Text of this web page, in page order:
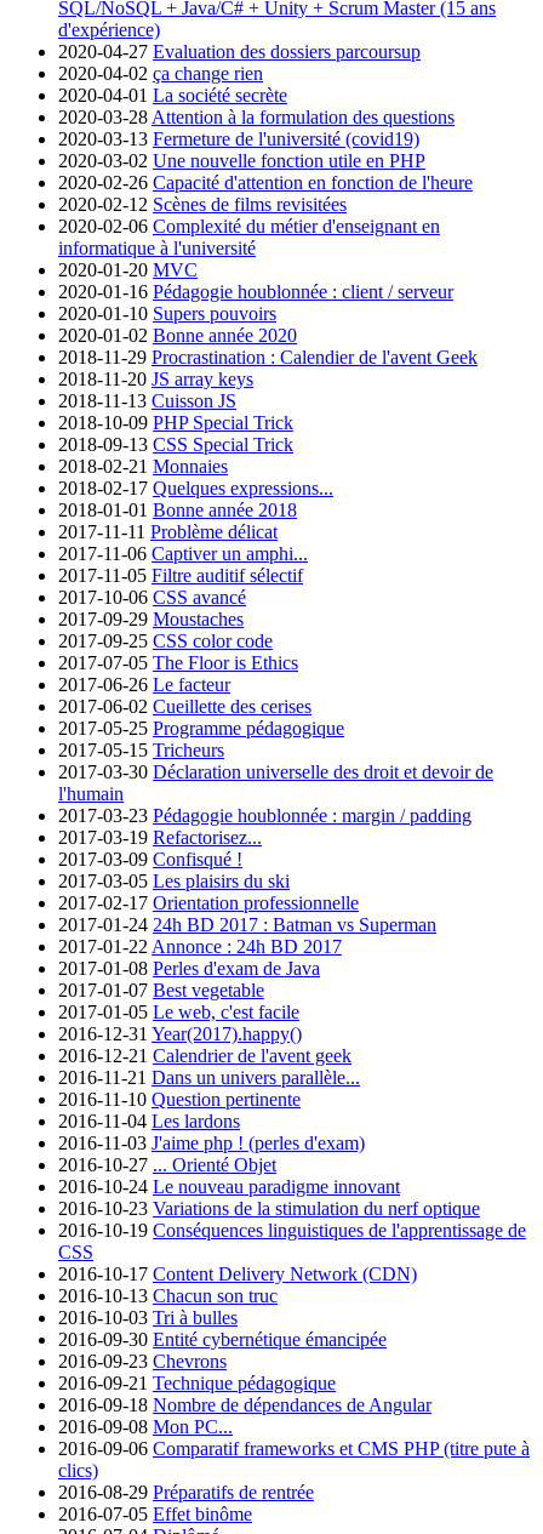
SQL/NoSQL + Java/C# + Unity + Scrum Master (15 ans
d'expérience)
2020-04-27 Evaluation des dossiers parcoursup
2020-04-02 ça change rien
2020-04-01 La société secrète
2020-03-28 Attention à la formulation des questions
2020-03-13 Fermeture de l'université (covid19)
2020-03-02 Une nouvelle fonction utile en PHP
2020-02-26 Capacité d'attention en fonction de l'heure
2020-02-12 Scènes de films revisitées
2020-02-06 Complexité du métier d'enseignant en
informatique à l'université
2020-01-20 MVC
2020-01-16 Pédagogie houblonnée : client / serveur
2020-01-10 Supers pouvoirs
2020-01-02 Bonne année 2020
2018-11-29 Procrastination : Calendier de l'avent Geek
2018-11-20 JS array keys
2018-11-13 Cuisson JS
2018-10-09 PHP Special Trick
2018-09-13 CSS Special Trick
2018-02-21 Monnaies
2018-02-17 Quelques expressions...
2018-01-01 Bonne année 2018
2017-11-11 Problème délicat
2017-11-06 Captiver un amphi...
2017-11-05 Filtre auditif sélectif
2017-10-06 CSS avancé
2017-09-29 Moustaches
2017-09-25 CSS color code
2017-07-05 The Floor is Ethics
2017-06-26 Le facteur
2017-06-02 Cueillette des cerises
2017-05-25 Programme pédagogique
2017-05-15 Tricheurs
2017-03-30 Déclaration universelle des droit et devoir de
l'humain
2017-03-23 Pédagogie houblonnée : margin / padding
2017-03-19 Refactorisez...
2017-03-09 Confisqué !
2017-03-05 Les plaisirs du ski
2017-02-17 Orientation professionnelle
2017-01-24 24h BD 2017 : Batman vs Superman
2017-01-22 Annonce : 24h BD 2017
2017-01-08 Perles d'exam de Java
2017-01-07 Best vegetable
2017-01-05 Le web, c'est facile
2016-12-31 Year(2017).happy()
2016-12-21 Calendrier de l'avent geek
2016-11-21 Dans un univers parallèle...
2016-11-10 Question pertinente
2016-11-04 Les lardons
2016-11-03 J'aime php ! (perles d'exam)
2016-10-27 ... Orienté Objet
2016-10-24 Le nouveau paradigme innovant
2016-10-23 Variations de la stimulation du nerf optique
2016-10-19 Conséquences linguistiques de l'apprentissage de
CSS
2016-10-17 Content Delivery Network (CDN)
2016-10-13 Chacun son truc
2016-10-03 Tri à bulles
2016-09-30 Entité cybernétique émancipée
2016-09-23 Chevrons
2016-09-21 Technique pédagogique
2016-09-18 Nombre de dépendances de Angular
2016-09-08 Mon PC...
2016-09-06 Comparatif frameworks et CMS PHP (titre pute à
clics)
2016-08-29 Préparatifs de rentrée
2016-07-05 Effet binôme